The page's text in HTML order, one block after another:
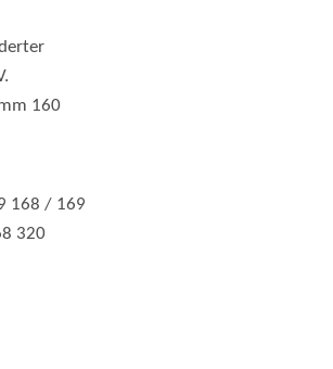
160
168 / 169
320